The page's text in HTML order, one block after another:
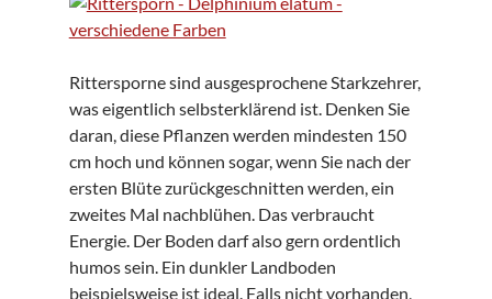
Rittersporne sind ausgesprochene Starkzehrer,
was eigentlich selbsterklärend ist. Denken Sie
daran, diese Pflanzen werden mindesten 150
cm hoch und können sogar, wenn Sie nach der
ersten Blüte zurückgeschnitten werden, ein
zweites Mal nachblühen. Das verbraucht
Energie. Der Boden darf also gern ordentlich
humos sein. Ein dunkler Landboden
beispielsweise ist ideal. Falls nicht vorhanden,